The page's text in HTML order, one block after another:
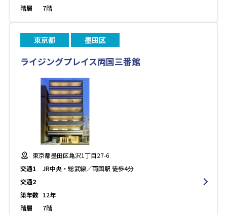
階層
7階
東京都 墨田区
ライジングプレイス両国三番館
東京都墨田区亀沢1丁目27-6
交通1
JR中央・総武線／両国駅 徒歩4分
交通2
築年数 12年
階層
7階